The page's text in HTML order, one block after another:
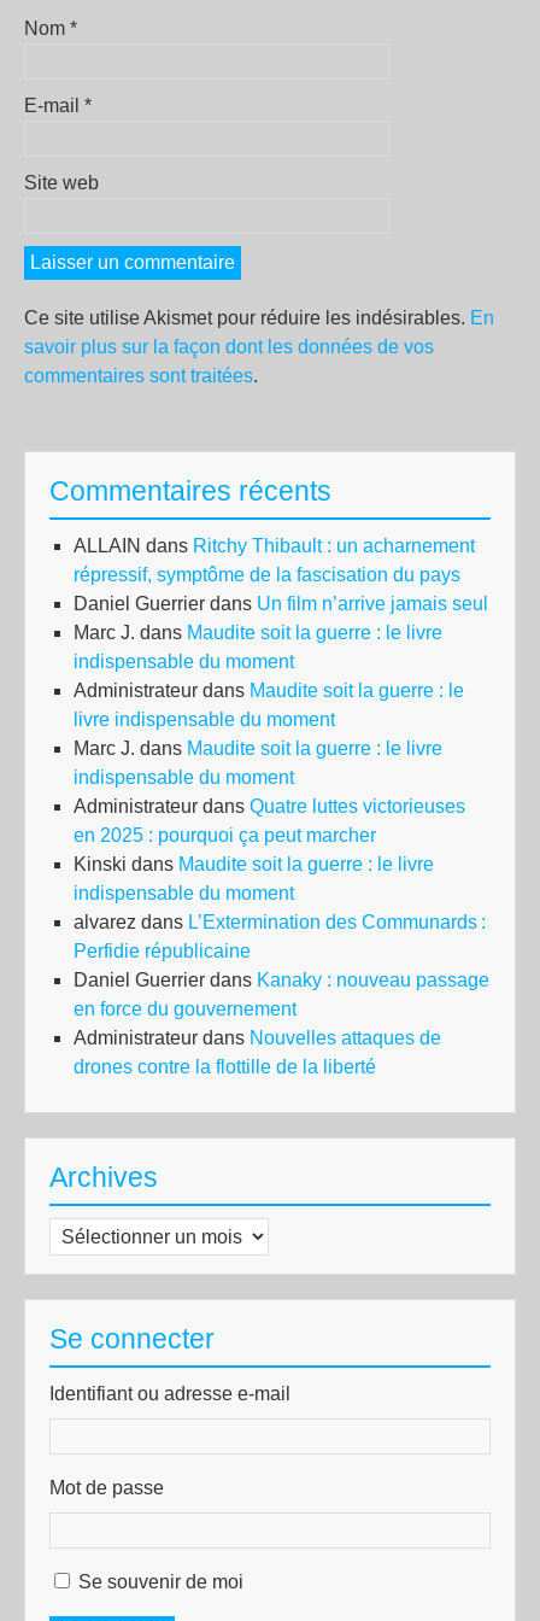
Nom *
E-mail *
Site web
Ce site utilise Akismet pour réduire les indésirables. En
savoir plus sur la façon dont les données de vos
commentaires sont traitées.
Commentaires récents
ALLAIN dans Ritchy Thibault : un acharnement
répressif, symptôme de la fascisation du pays
Daniel Guerrier dans Un film n’arrive jamais seul
Marc J. dans Maudite soit la guerre : le livre
indispensable du moment
Administrateur dans Maudite soit la guerre : le
livre indispensable du moment
Marc J. dans Maudite soit la guerre : le livre
indispensable du moment
Administrateur dans Quatre luttes victorieuses
en 2025 : pourquoi ça peut marcher
Kinski dans Maudite soit la guerre : le livre
indispensable du moment
alvarez dans L’Extermination des Communards :
Perfidie républicaine
Daniel Guerrier dans Kanaky : nouveau passage
en force du gouvernement
Administrateur dans Nouvelles attaques de
drones contre la flottille de la liberté
Archives
Archives
Se connecter
Identifiant ou adresse e-mail
Mot de passe
Se souvenir de moi